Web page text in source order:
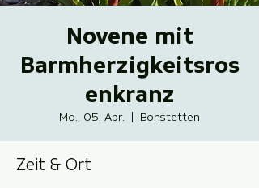
Novene mit
Barmherzigkeitsros
enkranz
Mo., 05. Apr. Bonstetten
Zeit & Ort